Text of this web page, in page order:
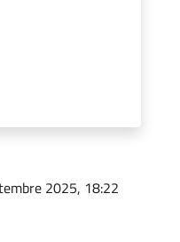
2025, 18:22